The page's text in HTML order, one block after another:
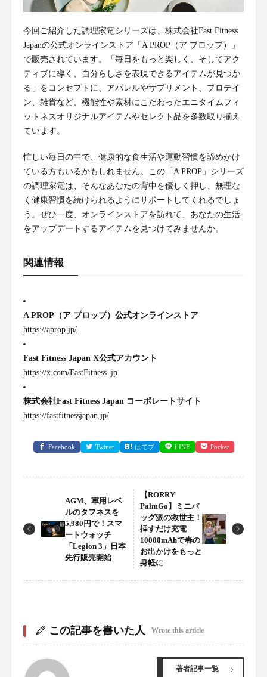
今回ご紹介した調理家電シリーズは、株式会社Fast Fitness
Japanの公式オンラインストア「A PROP（ア プロップ）」
で販売されています。「毎日をもっと楽しく、そしてアク
ティブに導く、自分らしさを表現できるアイテムが見つか
る」をコンセプトに、アパレルやサプリメント、プロテイ
ン、雑貨など、機能性や素材にこだわったエニタイムフィ
ットネスオリジナルアイテムやセレクト品を多数取り揃え
ています。
忙しい毎日の中で、健康的な食生活や運動習慣を諦めかけ
ている方もいるかもしれません。この「A PROP」シリーズ
の調理家電は、そんなあなたの背中を優しく押し、無理な
く健康習慣を続けられるようにサポートしてくれるでしょ
う。ぜひ一度、オンラインストアを訪れて、あなたの生活
をアップデートするアイテムを見つけてみませんか。
関連情報
A PROP（ア プロップ）公式オンラインストア
https://aprop.jp/
Fast Fitness Japan X公式アカウント
https://x.com/FastFitness_jp
株式会社Fast Fitness Japan コーポレートサイト
https://fastfitnessjapan.jp/
Facebook Twitter はてブ LINE Pocket
AGM、軍用レベ
ルのタフネスを
5,980円で！スマ
ートウォッチ
「Legion 3」日本
先行販売開始
【RORRY
PalmGo】ミニバ
ッグ派の救世主！
挿すだけ充電
10000mAhで春の
お出かけをもっと
身軽に
この記事を書いた人 Wrote this article
著者記事一覧